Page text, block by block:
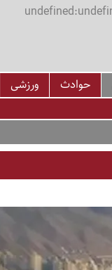
حوادث ورزشی